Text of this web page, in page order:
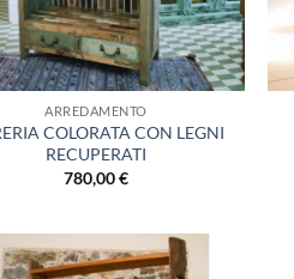
ARREDAMENTO
COLORATA CON LEGNI
RECUPERATI
780,00€